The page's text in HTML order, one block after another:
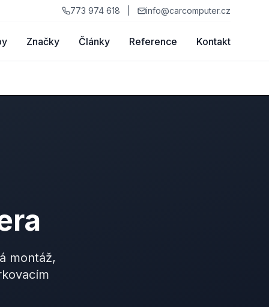
773 974 618 info@carcomputer.cz
Značky Články Reference Kontakt
montáž,